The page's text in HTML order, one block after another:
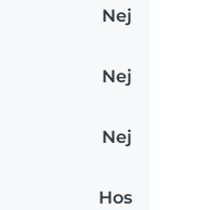
Nej
Nej
Nej
Hos